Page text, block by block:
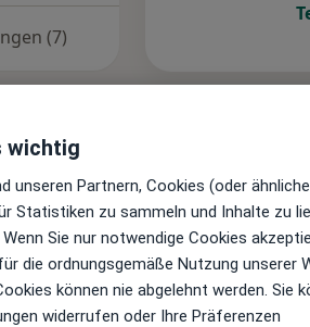
(7)
wichtig
unseren Partnern, Cookies (oder ähnliche
Statistiken zu sammeln und Inhalte zu
Sie nur notwendige Cookies
die ordnungsgemäße Nutzung unserer
können nie abgelehnt werden. Sie
widerrufen oder Ihre Präferenzen